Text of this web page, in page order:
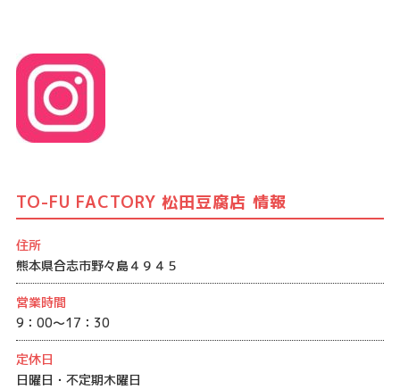
TO-FU FACTORY 松田豆腐店 情報
住所
熊本県合志市野々島４９４５
営業時間
9：00～17：30
定休日
日曜日・不定期木曜日